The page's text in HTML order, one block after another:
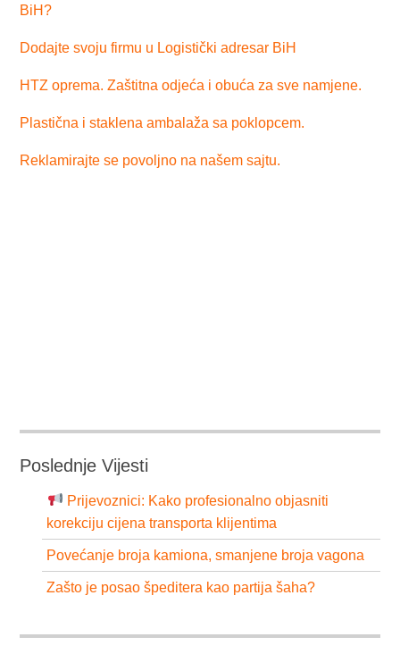
BiH?
Dodajte svoju firmu u Logistički adresar BiH
HTZ oprema. Zaštitna odjeća i obuća za sve namjene.
Plastična i staklena ambalaža sa poklopcem.
Reklamirajte se povoljno na našem sajtu.
Poslednje Vijesti
Prijevoznici: Kako profesionalno objasniti
korekciju cijena transporta klijentima
Povećanje broja kamiona, smanjene broja vagona
Zašto je posao špeditera kao partija šaha?